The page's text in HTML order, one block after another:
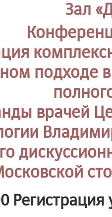
Зал
подходе
врачей
Регистрация